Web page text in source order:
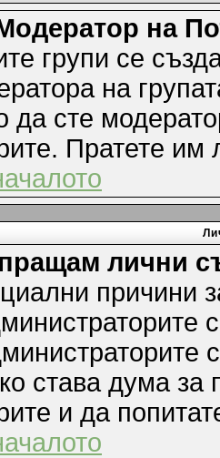
на
групи се
на
да сте
Пратете
лични
причини
става дума за
и да